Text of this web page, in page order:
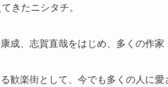
きたニシタチ。
成、志賀直哉をはじめ、多くの作家
歓楽街として、今でも多くの人に愛